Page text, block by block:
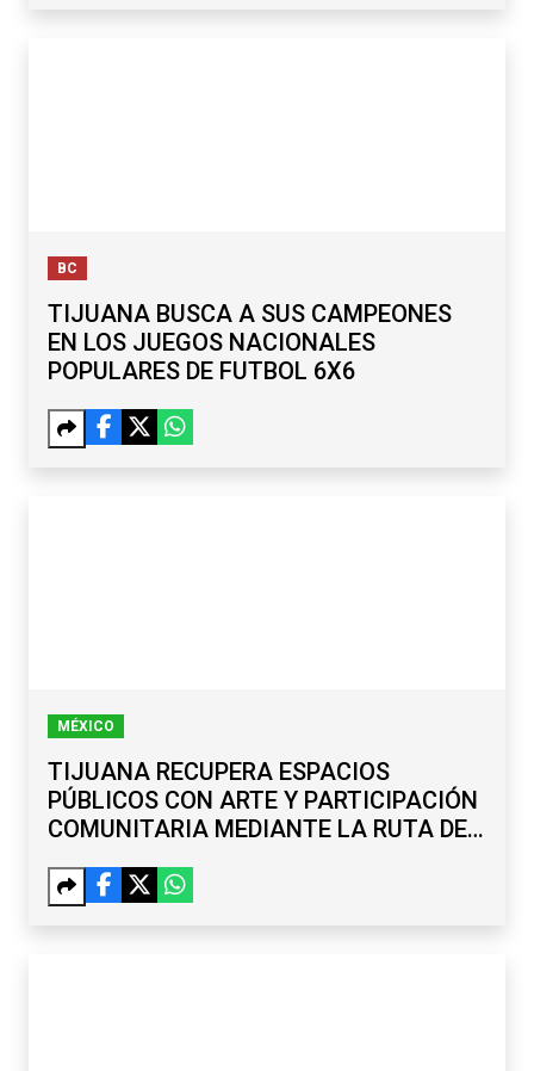
BC
TIJUANA BUSCA A SUS CAMPEONES
EN LOS JUEGOS NACIONALES
POPULARES DE FUTBOL 6X6
MÉXICO
TIJUANA RECUPERA ESPACIOS
PÚBLICOS CON ARTE Y PARTICIPACIÓN
COMUNITARIA MEDIANTE LA RUTA DE